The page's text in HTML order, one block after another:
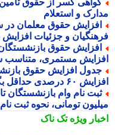
کسر از حقوق تامین
و استعلام
و جزئیات افزایش
مستمری، متناسب
حداقل بگیران و جزئیات متناسب سازی
تومانی، نحوه ثبت نام
ویژهتک ناک